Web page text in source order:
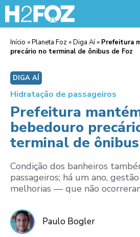
Início »Planeta Foz »Diga Aí» Prefeitura
precário no terminal de ônibus de Foz
DIGA AÍ
Hidratação de passageiros
Prefeitura
bebedouro
terminal de
Condição dos banheiros
passageiros; há um ano,
melhorias — que não
Paulo Bogler